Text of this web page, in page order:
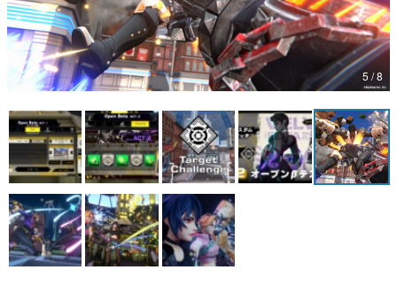
カテゴリ
特集記事
マンガ
女性向け
アプリレビュー
その他
電ファミニコゲーマーとは？
5 / 8